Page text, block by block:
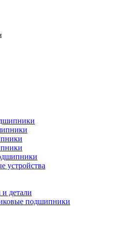
устройства
детали
подшипники